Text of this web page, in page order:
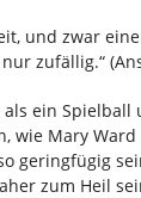
und zwar
zufällig.“
ein
wie Mary
geringfügig
zum Heil